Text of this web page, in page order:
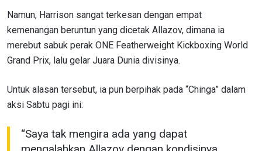
Namun, Harrison sangat terkesan dengan empat
kemenangan beruntun yang dicetak Allazov, dimana ia
merebut sabuk perak ONE Featherweight Kickboxing World
Grand Prix, lalu gelar Juara Dunia divisinya.
Untuk alasan tersebut, ia pun berpihak pada “Chinga” dalam
aksi Sabtu pagi ini:
“Saya tak mengira ada yang dapat